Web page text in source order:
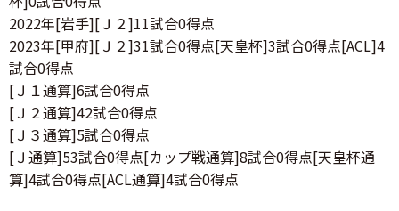
2022年[岩手][Ｊ２]11試合0得点
2023年[甲府][Ｊ２]31試合0得点[天皇杯]3試合0得点[ACL]4
試合0得点
[Ｊ１通算]6試合0得点
[Ｊ２通算]42試合0得点
[Ｊ３通算]5試合0得点
[Ｊ通算]53試合0得点[カップ戦通算]8試合0得点[天皇杯通
算]4試合0得点[ACL通算]4試合0得点